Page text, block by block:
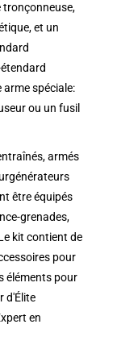
tronçonneuse,
et un
arme spéciale:
ou un fusil
armés
être équipés
grenades,
kit contient de
pour
éléments pour
d'Élite
en